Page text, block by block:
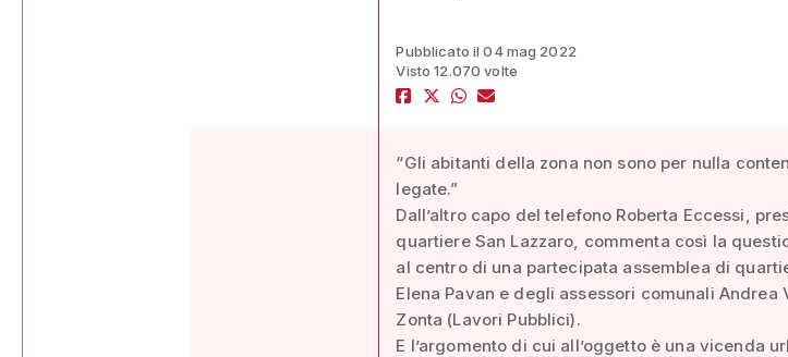
Pubblicato il 04 mag 2022
Visto 12.070 volte
“Gli abitanti della zona non sono per nulla
legate.”
Dall’altro capo del telefono Roberta Eccessi,
quartiere San Lazzaro, commenta così la
al centro di una partecipata assemblea di
Elena Pavan e degli assessori comunali Andrea
Zonta (Lavori Pubblici).
E l’argomento di cui all’oggetto è una vicenda